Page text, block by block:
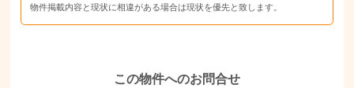
物件掲載内容と現状に相違がある場合は現状を優先と致します。
この物件へのお問合せ